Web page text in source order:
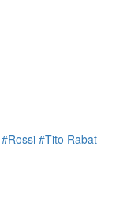
#Rossi #Tito Rabat